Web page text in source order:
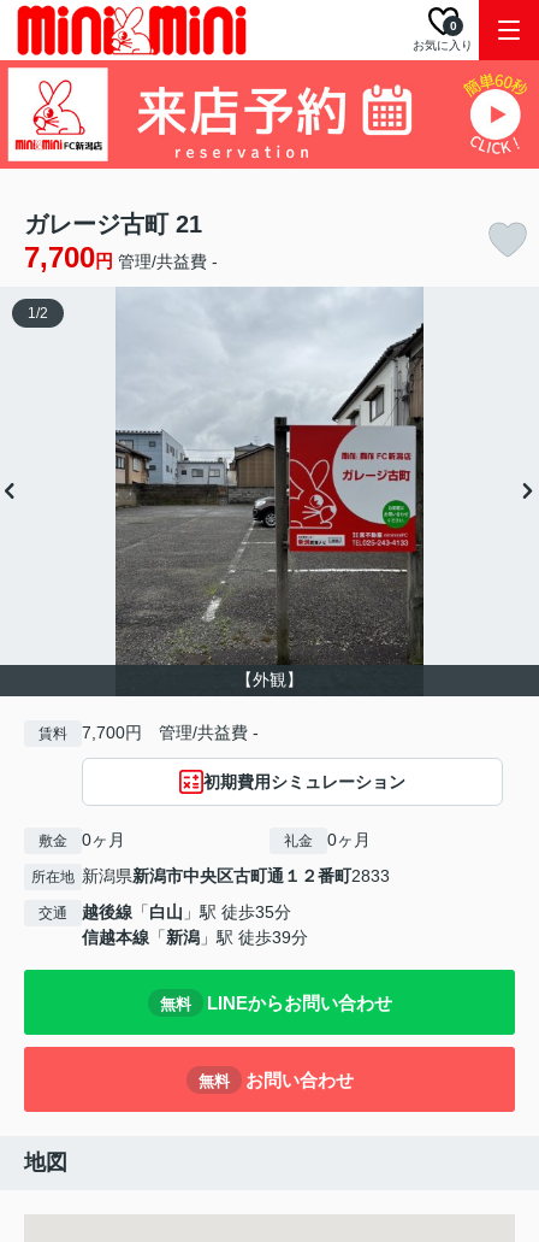
お気に入り
0
ガレージ古町 21
7,700円 管理/共益費 -
【外観】
1 /2
賃料 7,700円 管理/共益費 -
初期費用シミュレーション
敷金 0ヶ月 礼金 0ヶ月
所在地 新潟県新潟市中央区古町通１２番町2833
交通 越後線 「白山 」駅 徒歩35分
信越本線 「新潟 」駅 徒歩39分
無料 LINEからお問い合わせ
無料 お問い合わせ
地図